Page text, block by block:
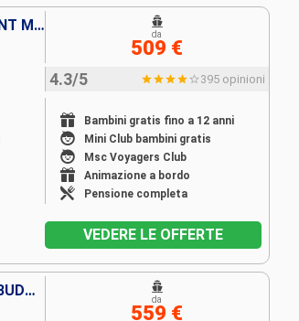
SPAGNA, MAROCCO, ANTIGUA E BARBUDA, SAINT MARTIN, SAN CRISTOFORO E NEVIS, REPUBBLICA DOMINICANA
4.3/5 395 opinioni
Bambini gratis fino a 12 anni
Mini Club bambini gratis
Msc Voyagers Club
Animazione a bordo
Pensione completa
da
509 €
VEDERE LE OFFERTE
FRANCIA, SPAGNA, MAROCCO, ANTIGUA E BARBUDA, SAINT MARTIN, SAN CRISTOFORO E NEVIS, REPUBBLICA DOMINICANA
da
559 €